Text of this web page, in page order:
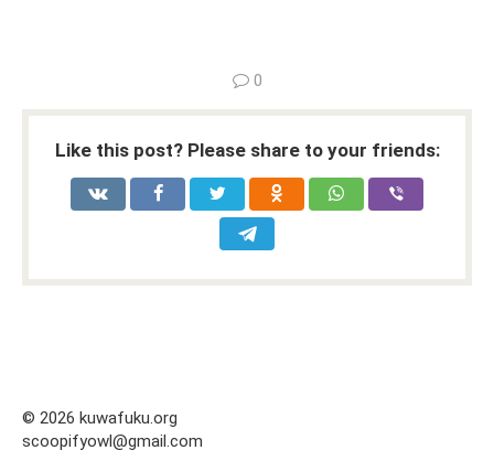
0
Like this post? Please share to your friends:
© 2026 kuwafuku.org
scoopifyowl@gmail.com